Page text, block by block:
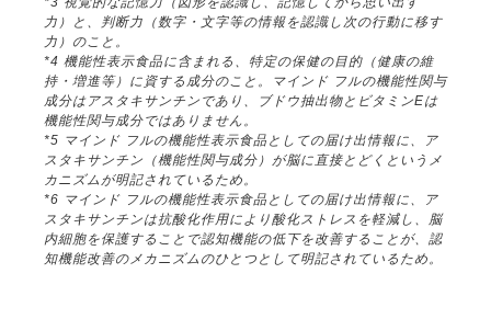
力）と、判断力（数字・文字等の情報を認識し次の行動に移す
力）のこと。
*4 機能性表示食品に含まれる、特定の保健の目的（健康の維
持・増進等）に資する成分のこと。マインド フルの機能性関与
成分はアスタキサンチンであり、ブドウ抽出物とビタミンEは
機能性関与成分ではありません。
*5 マインド フルの機能性表示食品としての届け出情報に、ア
スタキサンチン（機能性関与成分）が脳に直接とどくというメ
カニズムが明記されているため。
*6 マインド フルの機能性表示食品としての届け出情報に、ア
スタキサンチンは抗酸化作用により酸化ストレスを軽減し、脳
内細胞を保護することで認知機能の低下を改善することが、認
知機能改善のメカニズムのひとつとして明記されているため。